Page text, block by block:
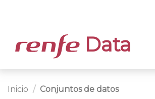
Data
Inicio Conjuntos de datos